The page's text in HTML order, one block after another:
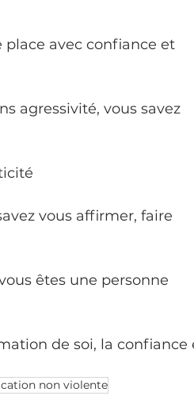
place avec confiance et
agressivité, vous savez
vous affirmer, faire
êtes une personne
de soi, la confiance
non violente